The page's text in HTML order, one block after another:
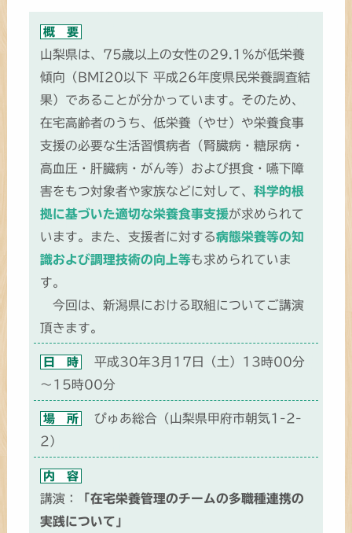
概 要
山梨県は、75歳以上の女性の29.1％が低栄養
傾向（BMI20以下 平成26年度県民栄養調査結
果）であることが分かっています。そのため、
在宅高齢者のうち、低栄養（やせ）や栄養食事
支援の必要な生活習慣病者（腎臓病・糖尿病・
高血圧・肝臓病・がん等）および摂食・嚥下障
害をもつ対象者や家族などに対して、 科学的根
拠に基づいた適切な栄養食事支援が求められて
います。また、支援者に対する病態栄養等の知
識および調理技術の向上等も求められていま
す。
今回は、新潟県における取組についてご講演
頂きます。
日 時
平成30年3月17日（土）13時00分
～15時00分
場 所
ぴゅあ総合（山梨県甲府市朝気1-2-
2）
内 容
講演：
「在宅栄養管理のチームの多職種連携の
実践について」